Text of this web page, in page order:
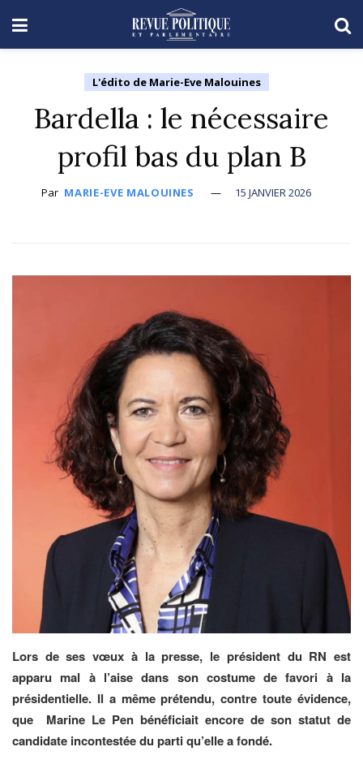
L'édito de Marie-Eve Malouines
Bardella : le nécessaire
profil bas du plan B
Par MARIE-EVE MALOUINES 15 JANVIER 2026
Lors de ses vœux à la presse, le président du RN est
apparu mal à l’aise dans son costume de favori à la
présidentielle. Il a même prétendu, contre toute évidence,
que
Marine Le Pen bénéficiait encore de son statut de
candidate incontestée du parti qu’elle a fondé.